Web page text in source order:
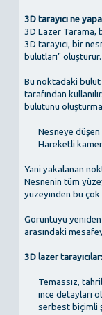
3D tarayıcı ne
3D Lazer Tarama,
3D tarayıcı, bir
bulutları" oluşturur.
Bu noktadaki bulut
tarafından
bulutunu
Nesneye düşen
Hareketli
Yani yakalanan
Nesnenin tüm
yüzeyinden bu çok
Görüntüyü yeniden
arasındaki
3D lazer tarayıcılar:
Temassız,
ince detayları
serbest biçimli